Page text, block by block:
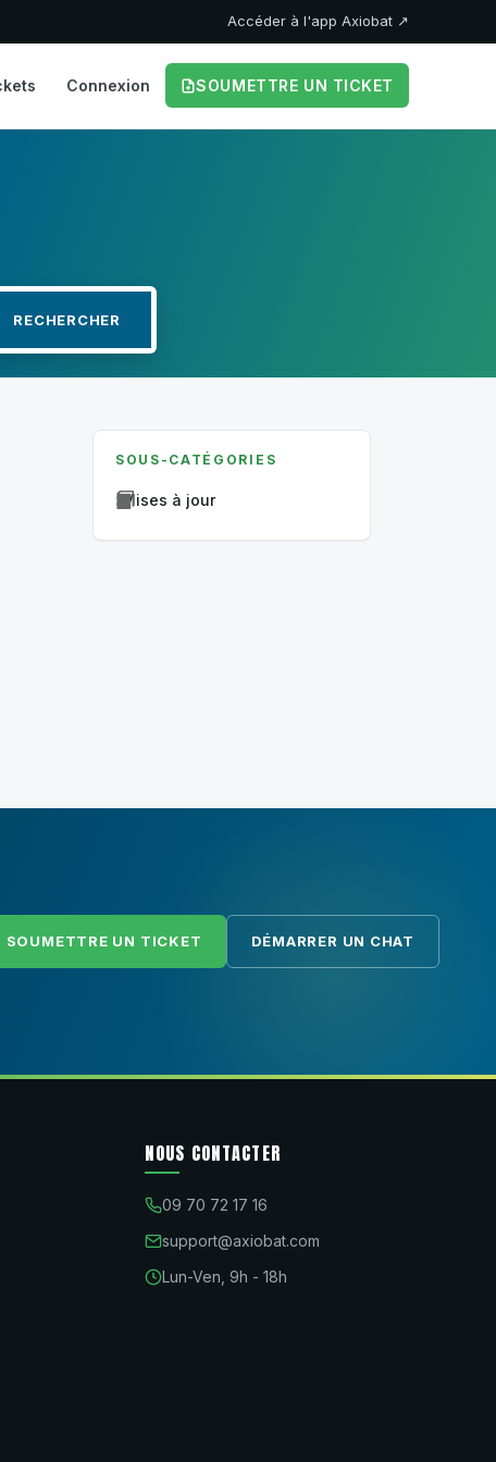
Accéder à l'app Axiobat ↗
Connexion SOUMETTRE UN TICKET
SOUS-CATÉGORIES
Mises à jour
SOUMETTRE UN TICKET DÉMARRER UN CHAT
NOUS CONTACTER
09 70 72 17 16
support@axiobat.com
Lun-Ven, 9h - 18h